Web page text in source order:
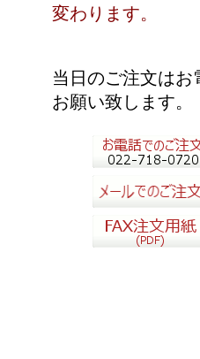
変わります。
当日のご注文はお
お願い致します。